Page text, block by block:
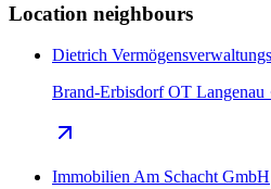
Location neighbours
Dietrich
Brand-Erbisdorf OT Langenau
Immobilien Am Schacht GmbH